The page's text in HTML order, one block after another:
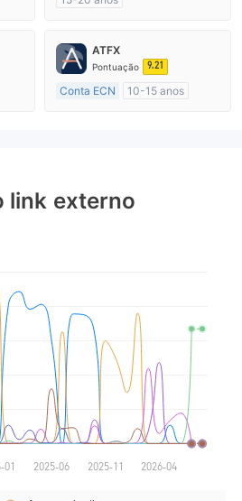
Market Marketing (MM)
Autopesquisa
ATFX
Pontuação 9.21
Conta ECN
10-15 anos
link externo